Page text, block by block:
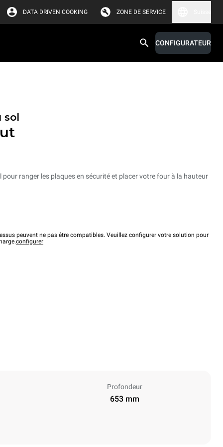
DATA DRIVEN COOKING ZONE DE SERVICE
CONFIGURATEUR
sol
ranger les plaques en sécurité et placer votre four à la hauteur
peuvent ne pas être compatibles. Veuillez configurer votre solution pour
configurer
Profondeur
653 mm